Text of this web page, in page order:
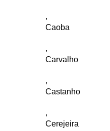
,
Caoba
,
Carvalho
,
Castanho
,
Cerejeira